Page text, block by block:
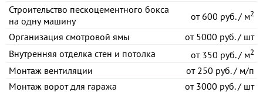
Строительство пескоцементного бокса
на одну машину
от600 руб. / м2
Организация смотровой ямы от5000 руб. / шт
Внутренняя отделка стен и потолка
от350 руб. / м2
Монтаж вентиляции от250 руб. / м/п
Монтаж ворот для гаража
от3000 руб. / шт